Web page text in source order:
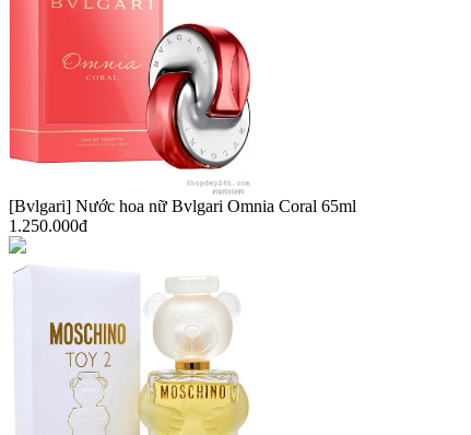
[Bvlgari] Nước hoa nữ Bvlgari Omnia Coral 65ml
1.250.000đ